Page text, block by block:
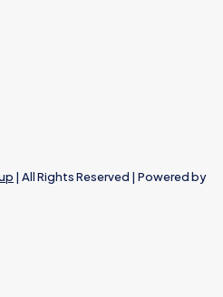
| All Rights Reserved | Powered by